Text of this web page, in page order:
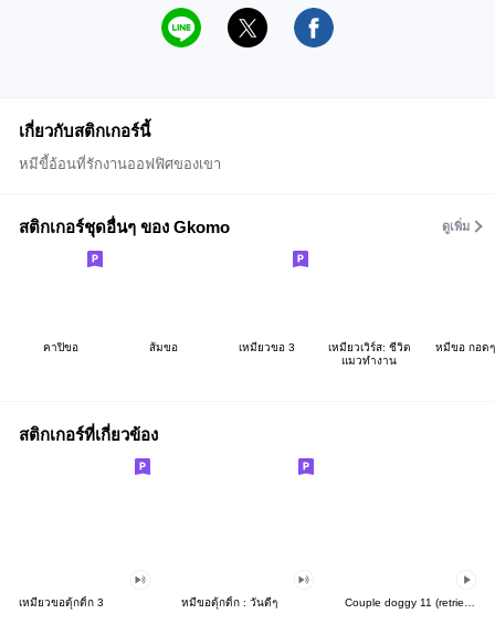
เกี่ยวกับสติกเกอร์นี้
หมีขี้อ้อนที่รักงานออฟฟิศของเขา
สติกเกอร์ชุดอื่นๆ ของ Gkomo ดูเพิ่ม
คาปิขอ ส้มขอ เหมียวขอ 3
เหมียวเวิร์ส: ชีวิต
แมวทำงาน
หมีขอ กอด
สติกเกอร์ที่เกี่ยวข้อง
เหมียวขอดุ้กดิ้ก 3 หมีขอดุ้กดิ้ก : วันดีๆ Couple doggy 11 (retriever)